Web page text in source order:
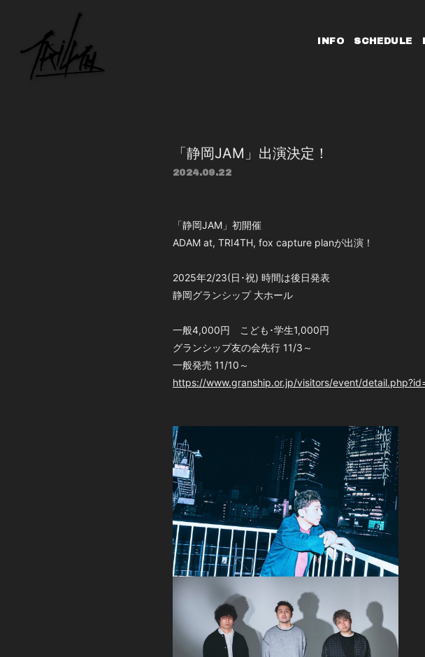
INFO SCHEDULE
「静岡JAM」出演決定！
2024.09.22
「静岡JAM」初開催
ADAM at, TRI4TH, fox capture planが出演！
2025年2/23(日･祝) 時間は後日発表
静岡グランシップ 大ホール
一般4,000円 こども･学生1,000円
グランシップ友の会先行 11/3～
一般発売 11/10～
https://www.granship.or.jp/visitors/event/